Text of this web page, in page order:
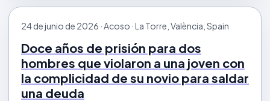
24 de junio de 2026 · Acoso · La Torre, València, Spain
Doce años de prisión para dos
hombres que violaron a una joven con
la complicidad de su novio para saldar
una deuda